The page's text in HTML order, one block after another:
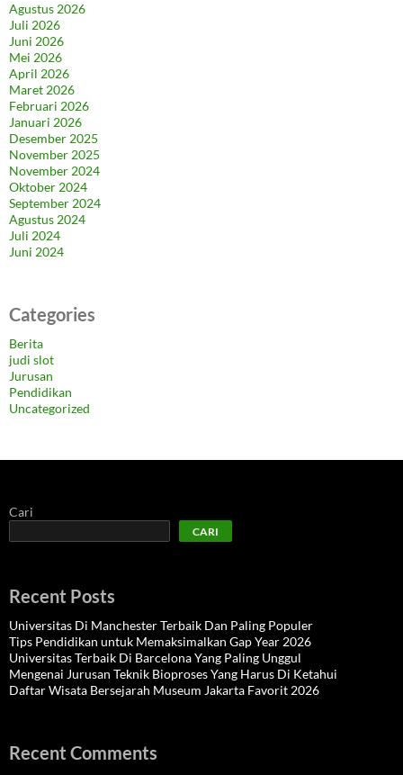
Agustus 2026
Juli 2026
Juni 2026
Mei 2026
April 2026
Maret 2026
Februari 2026
Januari 2026
Desember 2025
November 2025
November 2024
Oktober 2024
September 2024
Agustus 2024
Juli 2024
Juni 2024
Categories
Berita
judi slot
Jurusan
Pendidikan
Uncategorized
Cari
CARI
Recent Posts
Universitas Di Manchester Terbaik Dan Paling Populer
Tips Pendidikan untuk Memaksimalkan Gap Year 2026
Universitas Terbaik Di Barcelona Yang Paling Unggul
Mengenai Jurusan Teknik Bioproses Yang Harus Di Ketahui
Daftar Wisata Bersejarah Museum Jakarta Favorit 2026
Recent Comments